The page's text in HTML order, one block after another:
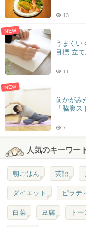
13
NEW
うまくい
目標”立
11
NEW
前かがみ
「脇腹ス
7
人気のキーワー
朝ごはん 英語
ダイエット ピラテ
白菜 豆腐 トー